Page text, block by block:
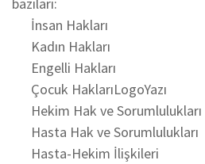
İnsan Hakları
Kadın Hakları
Engelli Hakları
Çocuk HaklarıLogoYazı
Hekim Hak ve Sorumlulukları
Hasta Hak ve Sorumlulukları
Hasta-Hekim İlişkileri